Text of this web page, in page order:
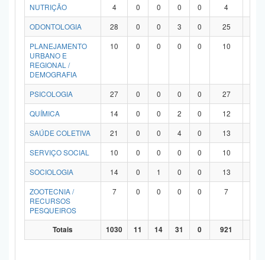
NUTRIÇÃO 4 0 0 0 0 4
ODONTOLOGIA
28 0 0 3 0 25
PLANEJAMENTO
URBANO E
REGIONAL /
DEMOGRAFIA
10 0 0 0 0 10
PSICOLOGIA 27 0 0 0 0 27
QUÍMICA
14 0 0 2 0 12
SAÚDE COLETIVA
21 0 0 4 0 13
SERVIÇO SOCIAL
10 0 0 0 0 10
SOCIOLOGIA
14 0 1 0 0 13
ZOOTECNIA /
RECURSOS
PESQUEIROS
7 0 0 0 0 7
Totais 1030 11 14 31 0 921